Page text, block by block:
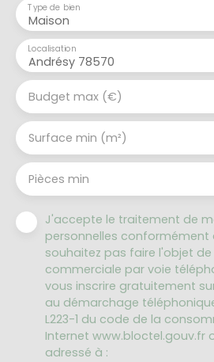
Maison
Type de bien
Andrésy 78570
Localisation
Budget max (€)
Surface min (m²)
Pièces min
J'accepte le traitement de
personnelles conformément
souhaitez pas faire l'objet
commerciale par voie
vous inscrire gratuitement
au démarchage
L223-1 du code de la
Internet www.bloctel.gouv.fr
adressé à :